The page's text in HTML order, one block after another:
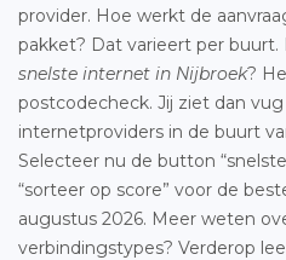
provider. Hoe werkt de
pakket? Dat varieert per
snelste internet in Nijbroek?
postcodecheck. Jij ziet dan
internetproviders in de buurt
Selecteer nu de button
“sorteer op score” voor de
augustus 2026. Meer weten
verbindingstypes? Verderop